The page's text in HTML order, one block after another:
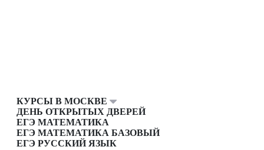
КУРСЫ В МОСКВЕ
ДЕНЬ ОТКРЫТЫХ ДВЕРЕЙ
ЕГЭ МАТЕМАТИКА
ЕГЭ МАТЕМАТИКА БАЗОВЫЙ
ЕГЭ РУССКИЙ ЯЗЫК